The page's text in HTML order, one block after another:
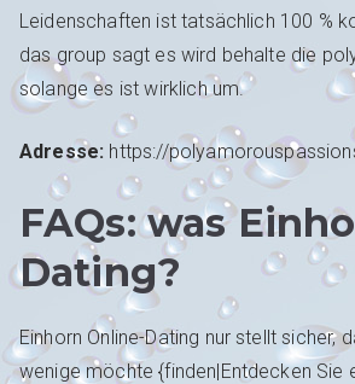
Leidenschaften ist tatsächlich 100 %
das group sagt es wird behalte die
solange es ist wirklich um.
Adresse: https://
FAQs: was
Dating?
Einhorn Online-Dating nur stellt sicher,
wenige möchte {finden|Entdecken Sie